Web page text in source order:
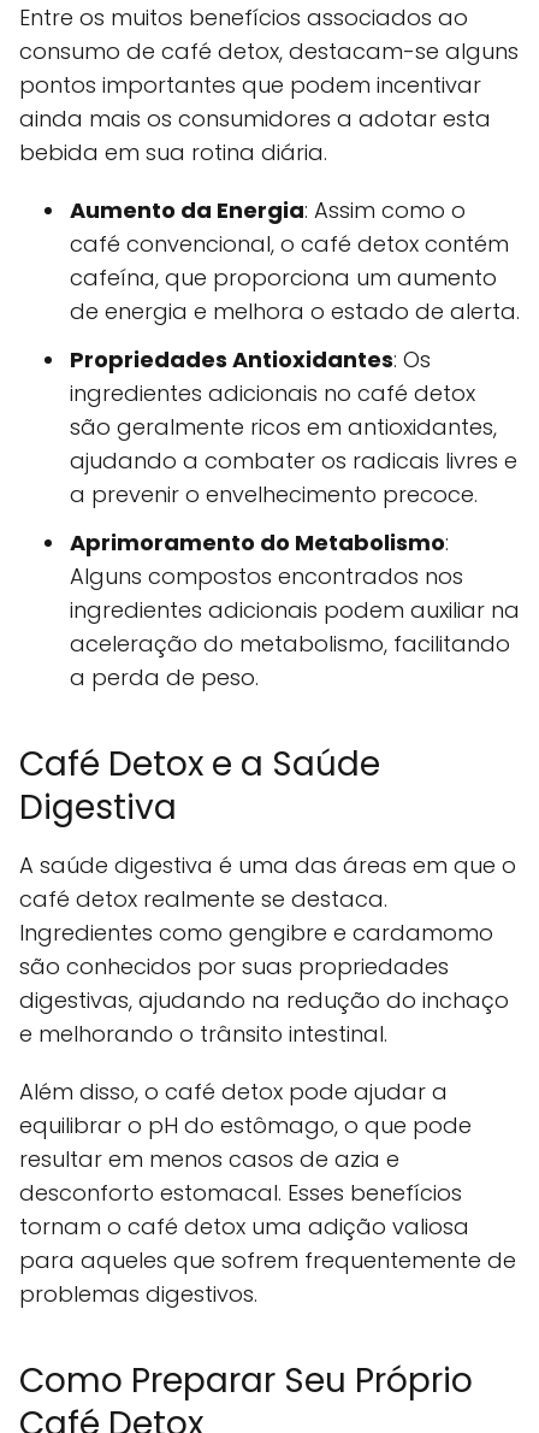
Entre os muitos benefícios associados ao
consumo de café detox, destacam-se alguns
pontos importantes que podem incentivar
ainda mais os consumidores a adotar esta
bebida em sua rotina diária.
Aumento da Energia: Assim como o
café convencional, o café detox contém
cafeína, que proporciona um aumento
de energia e melhora o estado de alerta.
Propriedades Antioxidantes: Os
ingredientes adicionais no café detox
são geralmente ricos em antioxidantes,
ajudando a combater os radicais livres e
a prevenir o envelhecimento precoce.
Aprimoramento do Metabolismo:
Alguns compostos encontrados nos
ingredientes adicionais podem auxiliar na
aceleração do metabolismo, facilitando
a perda de peso.
Café Detox e a Saúde
Digestiva
A saúde digestiva é uma das áreas em que o
café detox realmente se destaca.
Ingredientes como gengibre e cardamomo
são conhecidos por suas propriedades
digestivas, ajudando na redução do inchaço
e melhorando o trânsito intestinal.
Além disso, o café detox pode ajudar a
equilibrar o pH do estômago, o que pode
resultar em menos casos de azia e
desconforto estomacal. Esses benefícios
tornam o café detox uma adição valiosa
para aqueles que sofrem frequentemente de
problemas digestivos.
Como Preparar Seu Próprio
Café Detox